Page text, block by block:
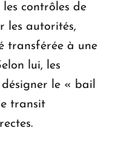
contrôles de
les autorités,
transférée à une
lui, les
le « bail
transit